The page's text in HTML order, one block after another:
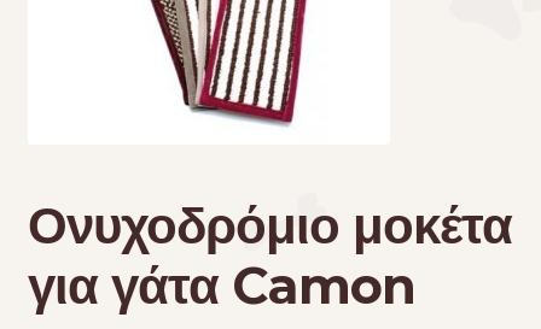
Τσάντες μεταφοράς
Ονυχοδρόμιο μοκέτα
για γάτα Camon